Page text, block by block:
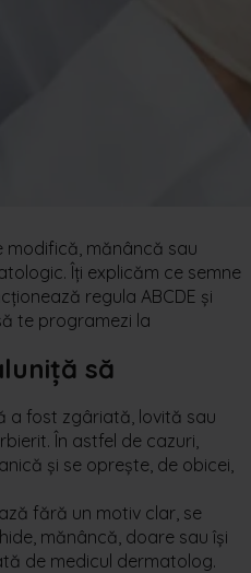
modifică, mănâncă sau
Îți explicăm ce semne
regula ABCDE și
te programezi la
să
a fost zgâriată, lovită sau
În astfel de cazuri,
și se oprește, de obicei,
fără un motiv clar, se
mănâncă, doare sau își
de medicul dermatolog.